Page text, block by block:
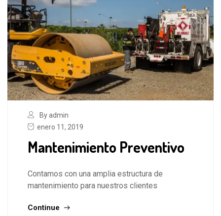
By admin
enero 11, 2019
Mantenimiento Preventivo
Contamos con una amplia estructura de
mantenimiento para nuestros clientes
Continue